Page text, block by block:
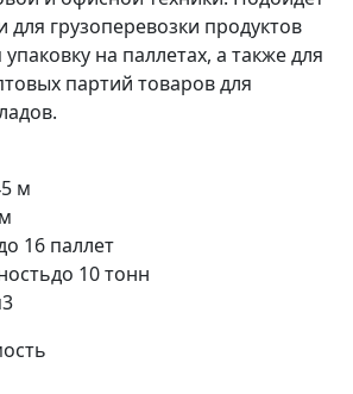
для грузоперевозки продуктов
на паллетах, а также для
партий товаров для
м
16 паллет
до 10 тонн